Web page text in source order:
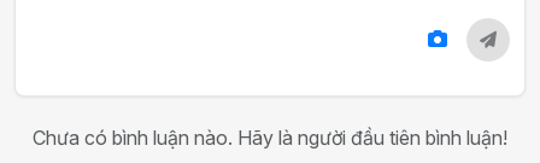
Chưa có bình luận nào. Hãy là người đầu tiên bình luận!